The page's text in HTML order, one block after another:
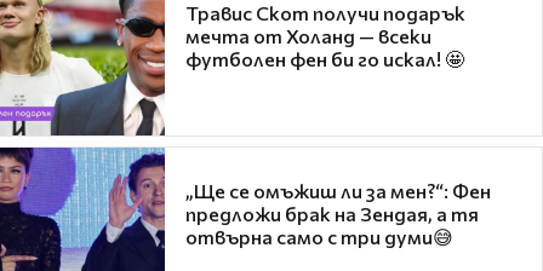
Травис Скот получи подарък
мечта от Холанд — всеки
футболен фен би го искал! 🤩
„Ще се омъжиш ли за мен?“: Фен
предложи брак на Зендая, а тя
отвърна само с три думи😅